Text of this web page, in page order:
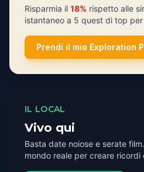
Risparmia il 18% rispetto alle
istantaneo a 5 quest di top
Prendi il mio Exploration
IL LOCAL
Vivo qui
Basta date noiose e serate
mondo reale per creare ricordi